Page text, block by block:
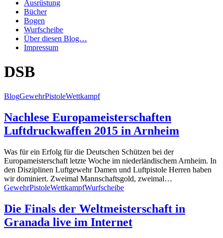
Ausrüstung
Bücher
Bogen
Wurfscheibe
Über diesen Blog…
Impressum
DSB
BlogGewehrPistoleWettkampf
Nachlese Europameisterschaften
Luftdruckwaffen 2015 in Arnheim
Was für ein Erfolg für die Deutschen Schützen bei der
Europameisterschaft letzte Woche im niederländischem Arnheim. In
den Disziplinen Luftgewehr Damen und Luftpistole Herren haben
wir dominiert. Zweimal Mannschaftsgold, zweimal…
GewehrPistoleWettkampfWurfscheibe
Die Finals der Weltmeisterschaft in
Granada live im Internet